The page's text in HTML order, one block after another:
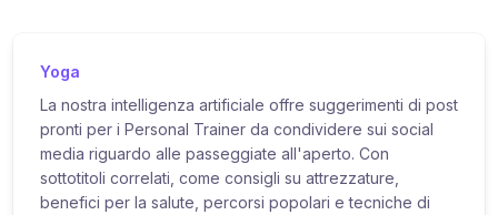
Yoga
La nostra intelligenza artificiale offre suggerimenti di post
pronti per i Personal Trainer da condividere sui social
media riguardo alle passeggiate all'aperto. Con
sottotitoli correlati, come consigli su attrezzature,
benefici per la salute, percorsi popolari e tecniche di